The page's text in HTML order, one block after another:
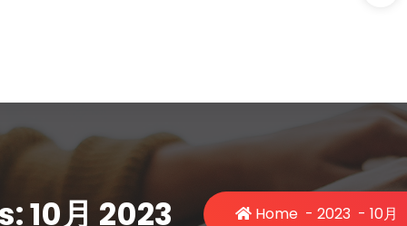
10月 2023 Home - 2023 - 10月